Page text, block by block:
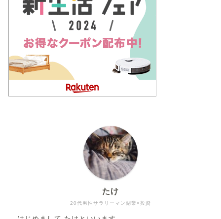
20代男性サラリーマン副業×投資
たけ